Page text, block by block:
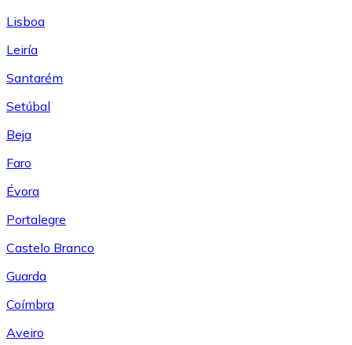
Lisboa
Leiría
Santarém
Setúbal
Beja
Faro
Évora
Portalegre
Castelo Branco
Guarda
Coímbra
Aveiro